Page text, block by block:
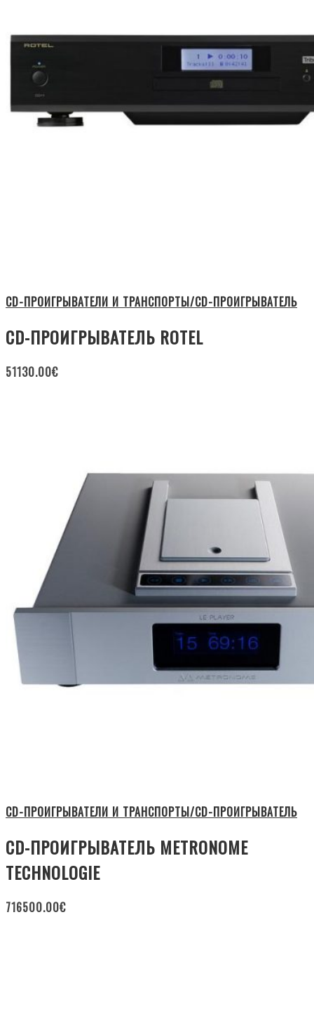
CD-ПРОИГРЫВАТЕЛИ И ТРАНСПОРТЫ/CD-ПРОИГРЫВАТЕЛЬ
CD-ПРОИГРЫВАТЕЛЬ ROTEL
51130.00€
CD-ПРОИГРЫВАТЕЛИ И ТРАНСПОРТЫ/CD-ПРОИГРЫВАТЕЛЬ
CD-ПРОИГРЫВАТЕЛЬ METRONOME
TECHNOLOGIE
716500.00€